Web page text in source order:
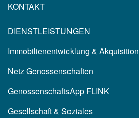
KONTAKT
DIENSTLEISTUNGEN
Immobilienentwicklung & Akquisition
Netz Genossenschaften
GenossenschaftsApp FLINK
Gesellschaft & Soziales